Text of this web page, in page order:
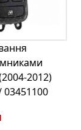
2012)
03451100